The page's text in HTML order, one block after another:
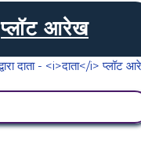
प्लॉट आरेख